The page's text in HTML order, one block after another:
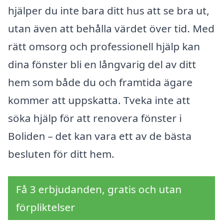
hjälper du inte bara ditt hus att se bra ut,
utan även att behålla värdet över tid. Med
rätt omsorg och professionell hjälp kan
dina fönster bli en långvarig del av ditt
hem som både du och framtida ägare
kommer att uppskatta. Tveka inte att
söka hjälp för att renovera fönster i
Boliden – det kan vara ett av de bästa
besluten för ditt hem.
Få 3 erbjudanden, gratis och utan
förpliktelser